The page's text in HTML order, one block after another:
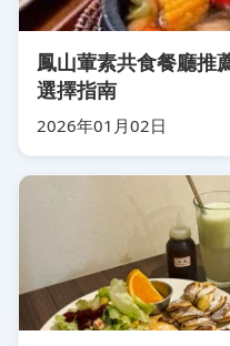
鳳山葷素共食餐廳推
選擇指南
2026年01月02日